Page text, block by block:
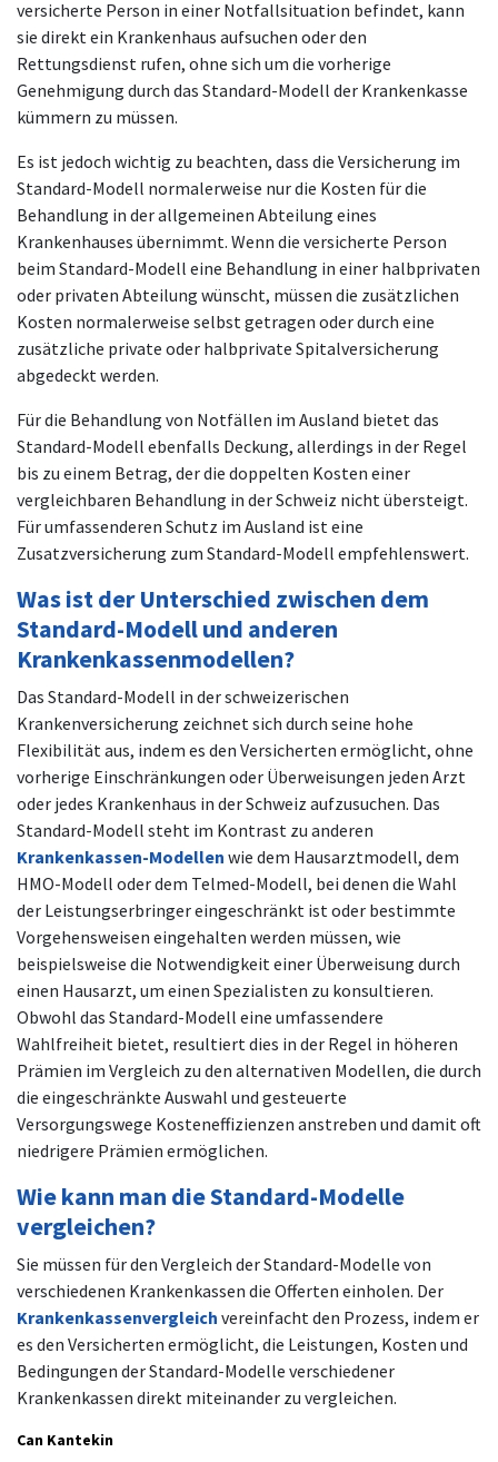
versicherte Person in einer Notfallsituation befindet, kann
sie direkt ein Krankenhaus aufsuchen oder den
Rettungsdienst rufen, ohne sich um die vorherige
Genehmigung durch das Standard-Modell der Krankenkasse
kümmern zu müssen.
Es ist jedoch wichtig zu beachten, dass die Versicherung im
Standard-Modell normalerweise nur die Kosten für die
Behandlung in der allgemeinen Abteilung eines
Krankenhauses übernimmt. Wenn die versicherte Person
beim Standard-Modell eine Behandlung in einer halbprivaten
oder privaten Abteilung wünscht, müssen die zusätzlichen
Kosten normalerweise selbst getragen oder durch eine
zusätzliche private oder halbprivate Spitalversicherung
abgedeckt werden.
Für die Behandlung von Notfällen im Ausland bietet das
Standard-Modell ebenfalls Deckung, allerdings in der Regel
bis zu einem Betrag, der die doppelten Kosten einer
vergleichbaren Behandlung in der Schweiz nicht übersteigt.
Für umfassenderen Schutz im Ausland ist eine
Zusatzversicherung zum Standard-Modell empfehlenswert.
Was ist der Unterschied zwischen dem
Standard-Modell und anderen
Krankenkassenmodellen?
Das Standard-Modell in der schweizerischen
Krankenversicherung zeichnet sich durch seine hohe
Flexibilität aus, indem es den Versicherten ermöglicht, ohne
vorherige Einschränkungen oder Überweisungen jeden Arzt
oder jedes Krankenhaus in der Schweiz aufzusuchen. Das
Standard-Modell steht im Kontrast zu anderen
Krankenkassen-Modellen wie dem Hausarztmodell, dem
HMO-Modell oder dem Telmed-Modell, bei denen die Wahl
der Leistungserbringer eingeschränkt ist oder bestimmte
Vorgehensweisen eingehalten werden müssen, wie
beispielsweise die Notwendigkeit einer Überweisung durch
einen Hausarzt, um einen Spezialisten zu konsultieren.
Obwohl das Standard-Modell eine umfassendere
Wahlfreiheit bietet, resultiert dies in der Regel in höheren
Prämien im Vergleich zu den alternativen Modellen, die durch
die eingeschränkte Auswahl und gesteuerte
Versorgungswege Kosteneffizienzen anstreben und damit oft
niedrigere Prämien ermöglichen.
Wie kann man die Standard-Modelle
vergleichen?
Sie müssen für den Vergleich der Standard-Modelle von
verschiedenen Krankenkassen die Offerten einholen. Der
Krankenkassenvergleich vereinfacht den Prozess, indem er
es den Versicherten ermöglicht, die Leistungen, Kosten und
Bedingungen der Standard-Modelle verschiedener
Krankenkassen direkt miteinander zu vergleichen.
Can Kantekin